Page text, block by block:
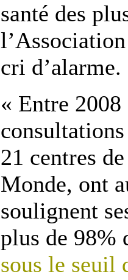
santé des
cri d’alarme.
« Entre
21 centres
Monde, ont
soulignent
plus de 98%
sous le seuil